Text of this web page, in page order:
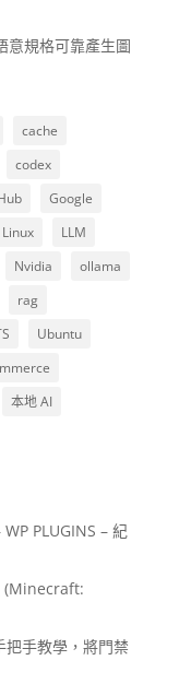
規格可靠產生圖
cache
codex
Google
Linux
LLM
Nvidia
ollama
rag
Ubuntu
本地 AI
PLUGINS – 紀
(Minecraft:
把手教學，將門禁